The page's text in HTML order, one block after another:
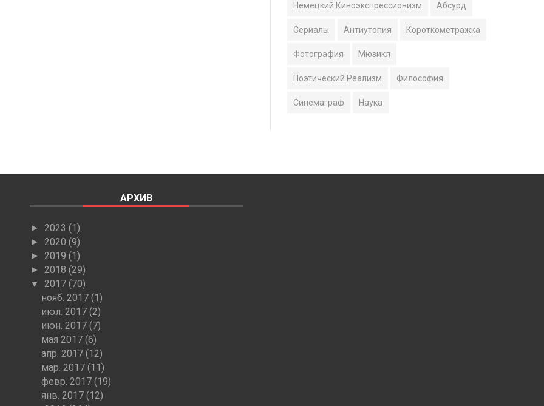
Немецкий Киноэкспрессионизм Абсурд
Сериалы Антиутопия Короткометражка
Фотография Мюзикл
Поэтический Реализм Философия
Синемаграф Наука
АРХИВ
► 2023 (1)
► 2020 (9)
► 2019 (1)
► 2018 (29)
▼ 2017 (70)
нояб. 2017 (1)
июл. 2017 (2)
июн. 2017 (7)
мая 2017 (6)
апр. 2017 (12)
мар. 2017 (11)
февр. 2017 (19)
янв. 2017 (12)